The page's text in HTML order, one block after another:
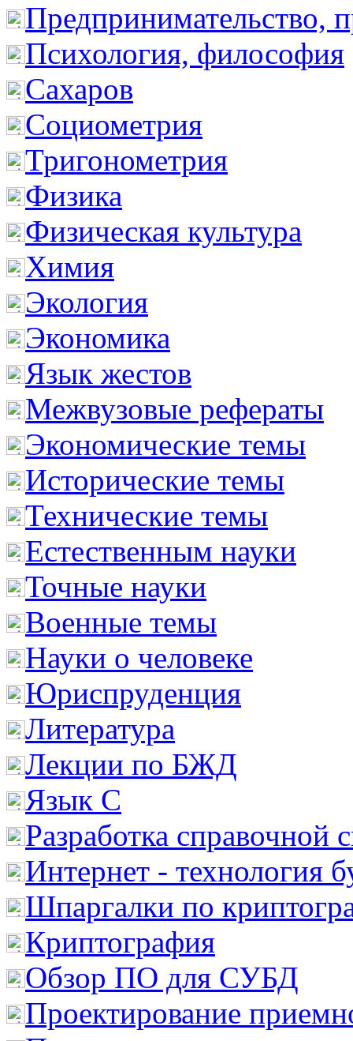
Предпринимательство,
Психология, философия
Сахаров
Социометрия
Тригонометрия
Физика
Физическая культура
Химия
Экология
Экономика
Язык жестов
Межвузовые рефераты
Экономические темы
Исторические темы
Технические темы
Естественным науки
Точные науки
Военные темы
Науки о человеке
Юриспруденция
Литература
Лекции по БЖД
Язык С
Разработка справочной
Интернет - технология
Шпаргалки по
Криптография
Обзор ПО для СУБД
Проектирование